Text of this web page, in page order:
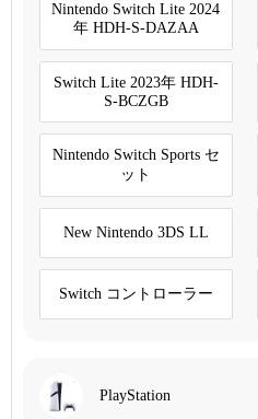
Nintendo Switch Lite 2024
年 HDH-S-DAZAA
Switch Lite 2023年 HDH-
S-BCZGB
Nintendo Switch Sports セ
ット
New Nintendo 3DS LL
Switch コントローラー
PlayStation